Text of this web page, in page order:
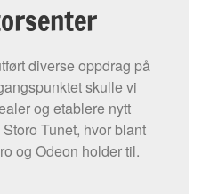
diverse oppdrag på
skulle vi
og etablere nytt
Tunet, hvor blant
og Odeon holder til.